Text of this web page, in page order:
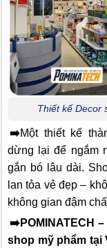
Thiết kế Decor
➡️Một thiết kế
dừng lại để ngắm
gắn bó lâu dài.
lan tỏa vẻ đẹp –
không gian đậm
➡️POMINATECH
shop mỹ phẩm tại